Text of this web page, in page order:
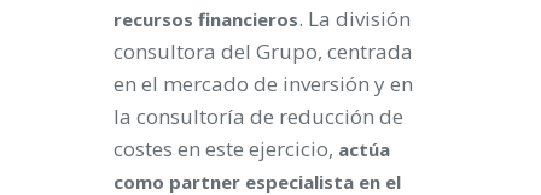
recursos financieros. La división
consultora del Grupo, centrada
en el mercado de inversión y en
la consultoría de reducción de
costes en este ejercicio, actúa
como partner especialista en el